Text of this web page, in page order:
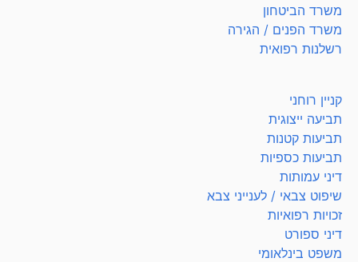
משרד הביטחון
משרד הפנים / הגירה
רשלנות רפואית
קניין רוחני
תביעה ייצוגית
תביעות קטנות
תביעות כספיות
דיני עמותות
שיפוט צבאי / לענייני צבא
זכויות רפואיות
דיני ספורט
משפט בינלאומי